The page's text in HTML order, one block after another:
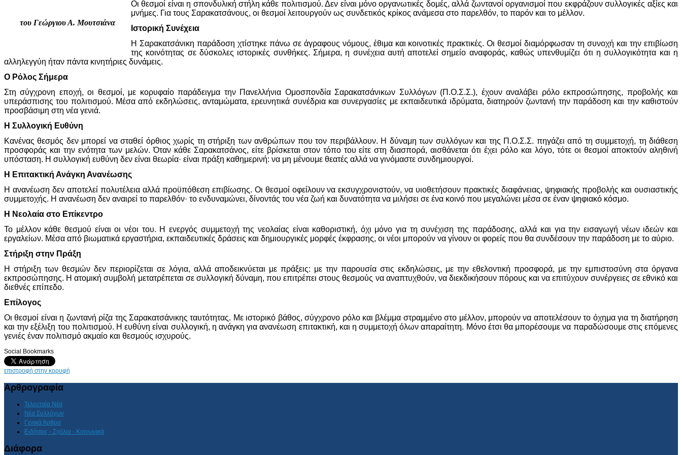
του Γεώργιου Α. Μουτσιάνα
Οι θεσμοί είναι η σπονδυλική στήλη κάθε πολιτισμού. Δεν είναι μόνο οργανωτικές δομές, αλλά ζωντανοί οργανισμοί που εκφράζουν συλλογικές αξίες και
μνήμες. Για τους Σαρακατσάνους, οι θεσμοί λειτουργούν ως συνδετικός κρίκος ανάμεσα στο παρελθόν, το παρόν και το μέλλον.
Ιστορική Συνέχεια
Η Σαρακατσάνικη παράδοση χτίστηκε πάνω σε άγραφους νόμους, έθιμα και κοινοτικές πρακτικές. Οι θεσμοί διαμόρφωσαν τη συνοχή και την επιβίωση
της κοινότητας σε δύσκολες ιστορικές συνθήκες. Σήμερα, η συνέχεια αυτή αποτελεί σημείο αναφοράς, καθώς υπενθυμίζει ότι η συλλογικότητα και η
αλληλεγγύη ήταν πάντα κινητήριες δυνάμεις.
Ο Ρόλος Σήμερα
Στη σύγχρονη εποχή, οι θεσμοί, με κορυφαίο παράδειγμα την Πανελλήνια Ομοσπονδία Σαρακατσάνικων Συλλόγων (Π.Ο.Σ.Σ.), έχουν αναλάβει ρόλο εκπροσώπησης, προβολής και
υπεράσπισης του πολιτισμού. Μέσα από εκδηλώσεις, ανταμώματα, ερευνητικά συνέδρια και συνεργασίες με εκπαιδευτικά ιδρύματα, διατηρούν ζωντανή την παράδοση και την καθιστούν
προσβάσιμη στη νέα γενιά.
Η Συλλογική Ευθύνη
Κανένας θεσμός δεν μπορεί να σταθεί όρθιος χωρίς τη στήριξη των ανθρώπων που τον περιβάλλουν. Η δύναμη των συλλόγων και της Π.Ο.Σ.Σ. πηγάζει από τη συμμετοχή, τη διάθεση
προσφοράς και την ενότητα των μελών. Όταν κάθε Σαρακατσάνος, είτε βρίσκεται στον τόπο του είτε στη διασπορά, αισθάνεται ότι έχει ρόλο και λόγο, τότε οι θεσμοί αποκτούν αληθινή
υπόσταση. Η συλλογική ευθύνη δεν είναι θεωρία· είναι πράξη καθημερινή: να μη μένουμε θεατές αλλά να γινόμαστε συνδημιουργοί.
Η Επιτακτική Ανάγκη Ανανέωσης
Η ανανέωση δεν αποτελεί πολυτέλεια αλλά προϋπόθεση επιβίωσης. Οι θεσμοί οφείλουν να εκσυγχρονιστούν, να υιοθετήσουν πρακτικές διαφάνειας, ψηφιακής προβολής και ουσιαστικής
συμμετοχής. Η ανανέωση δεν αναιρεί το παρελθόν· το ενδυναμώνει, δίνοντάς του νέα ζωή και δυνατότητα να μιλήσει σε ένα κοινό που μεγαλώνει μέσα σε έναν ψηφιακό κόσμο.
Η Νεολαία στο Επίκεντρο
Το μέλλον κάθε θεσμού είναι οι νέοι του. Η ενεργός συμμετοχή της νεολαίας είναι καθοριστική, όχι μόνο για τη συνέχιση της παράδοσης, αλλά και για την εισαγωγή νέων ιδεών και
εργαλείων. Μέσα από βιωματικά εργαστήρια, εκπαιδευτικές δράσεις και δημιουργικές μορφές έκφρασης, οι νέοι μπορούν να γίνουν οι φορείς που θα συνδέσουν την παράδοση με το αύριο.
Στήριξη στην Πράξη
Η στήριξη των θεσμών δεν περιορίζεται σε λόγια, αλλά αποδεικνύεται με πράξεις: με την παρουσία στις εκδηλώσεις, με την εθελοντική προσφορά, με την εμπιστοσύνη στα όργανα
εκπροσώπησης. Η ατομική συμβολή μετατρέπεται σε συλλογική δύναμη, που επιτρέπει στους θεσμούς να αναπτυχθούν, να διεκδικήσουν πόρους και να επιτύχουν συνέργειες σε εθνικό και
διεθνές επίπεδο.
Επίλογος
Οι θεσμοί είναι η ζωντανή ρίζα της Σαρακατσάνικης ταυτότητας. Με ιστορικό βάθος, σύγχρονο ρόλο και βλέμμα στραμμένο στο μέλλον, μπορούν να αποτελέσουν το όχημα για τη διατήρηση
και την εξέλιξη του πολιτισμού. Η ευθύνη είναι συλλογική, η ανάγκη για ανανέωση επιτακτική, και η συμμετοχή όλων απαραίτητη. Μόνο έτσι θα μπορέσουμε να παραδώσουμε στις επόμενες
γενιές έναν πολιτισμό ακμαίο και θεσμούς ισχυρούς.
Social Bookmarks
επιστροφή στην κορυφή
Αρθρογραφία
Τελευταία Νέα
Νέα Συλλόγων
Γενικά Άρθρα
Ειδήσεις - Σχόλια - Κοινωνικά
Διάφορα